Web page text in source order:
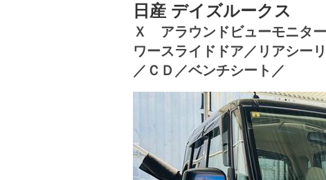
日産 デイズルークス
Ｘ アラウンドビューモニタ
ワースライドドア／リアシー
／ＣＤ／ベンチシート／